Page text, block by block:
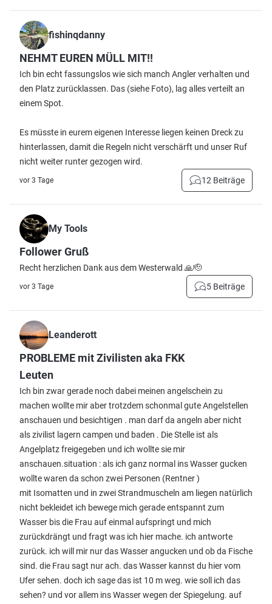
fishinqdanny
NEHMT EUREN MÜLL MIT!!
Ich bin echt fassungslos wie sich manch Angler verhalten und
den Platz zurücklassen. Das (siehe Foto), lag alles verteilt an
einem Spot.
Es müsste in eurem eigenen Interesse liegen keinen Dreck zu
hinterlassen, damit die Regeln nicht verschärft und unser Ruf
nicht weiter runter gezogen wird.
vor 3 Tage 12 Beiträge
My Tools
Follower Gruß
Recht herzlichen Dank aus dem Westerwald 🙏🫡
vor 3 Tage 5 Beiträge
Leanderott
PROBLEME mit Zivilisten aka FKK
Leuten
Ich bin zwar gerade noch dabei meinen angelschein zu
machen wollte mir aber trotzdem schonmal gute Angelstellen
anschauen und besichtigen . man darf da angeln aber nicht
als zivilist lagern campen und baden . Die Stelle ist als
Angelplatz freigegeben und ich wollte sie mir
anschauen.situation : als ich ganz normal ins Wasser gucken
wollte waren da schon zwei Personen (Rentner )
mit Isomatten und in zwei Strandmuscheln am liegen natürlich
nicht bekleidet ich bewege mich gerade entspannt zum
Wasser bis die Frau auf einmal aufspringt und mich
zurückdrängt und fragt was ich hier mache. ich antworte
zurück. ich will mir nur das Wasser angucken und ob da Fische
sind. die Frau sagt nur ach. das Wasser kannst du hier vom
Ufer sehen. doch ich sage das ist 10 m weg. wie soll ich das
sehen? und vor allem ins Wasser wegen der Spiegelung. auf